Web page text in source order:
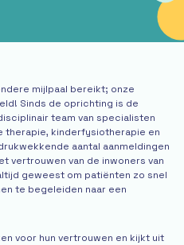
mijlpaal bereikt; onze
Sinds de oprichting is de
team van specialisten
therapie, kinderfysiotherapie en
aantal aanmeldingen
vertrouwen van de inwoners van
geweest om patiënten zo snel
te begeleiden naar een
voor hun vertrouwen en kijkt uit